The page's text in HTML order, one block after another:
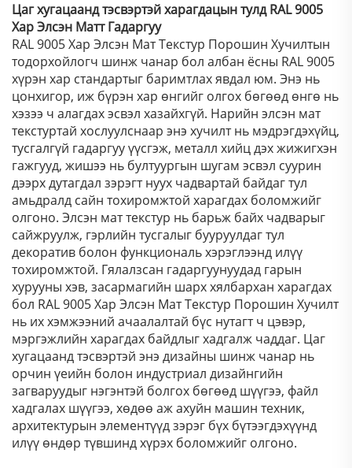
Цаг хугацаанд тэсвэртэй харагдацын тулд RAL 9005
Хар Элсэн Матт Гадаргуу
RAL 9005 Хар Элсэн Мат Текстур Порошин Хучилтын
тодорхойлогч шинж чанар бол албан ёсны RAL 9005
хүрэн хар стандартыг баримтлах явдал юм. Энэ нь
цонхигор, иж бүрэн хар өнгийг олгох бөгөөд өнгө нь
хэзээ ч алагдах эсвэл хазайхгүй. Нарийн элсэн мат
текстуртай хослуулснаар энэ хучилт нь мэдрэгдэхүйц,
тусгалгүй гадаргуу үүсгэж, металл хийц дэх жижигхэн
гажгууд, жишээ нь бултуургын шугам эсвэл суурин
дээрх дутагдал зэрэгт нуух чадвартай байдаг тул
амьдралд сайн тохиромжтой харагдах боломжийг
олгоно. Элсэн мат текстур нь барьж байх чадварыг
сайжруулж, гэрлийн тусгалыг бууруулдаг тул
декоратив болон функциональ хэрэглээнд илүү
тохиромжтой. Гялалзсан гадаргуунуудад гарын
хурууны хэв, засармагийн шарх хялбархан харагдах
бол RAL 9005 Хар Элсэн Мат Текстур Порошин Хучилт
нь их хэмжээний ачаалалтай бүс нутагт ч цэвэр,
мэргэжлийн харагдах байдлыг хадгалж чаддаг. Цаг
хугацаанд тэсвэртэй энэ дизайны шинж чанар нь
орчин үеийн болон индустриал дизайнгийн
загваруудыг нэгэнтэй болгох бөгөөд шүүгээ, файл
хадгалах шүүгээ, хөдөө аж ахуйн машин техник,
архитектурын элементүүд зэрэг бүх бүтээгдэхүүнд
илүү өндөр түвшинд хүрэх боломжийг олгоно.